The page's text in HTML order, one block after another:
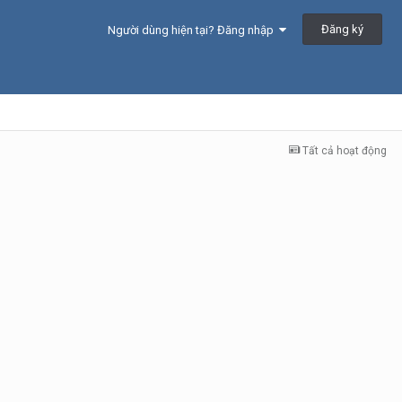
Người dùng hiện tại? Đăng nhập Đăng ký
Tất cả hoạt động